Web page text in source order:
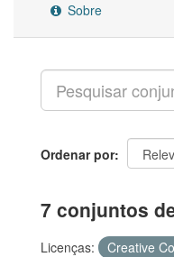
Sobre
Ordenar por
7 conjuntos
Licenças:
Creative